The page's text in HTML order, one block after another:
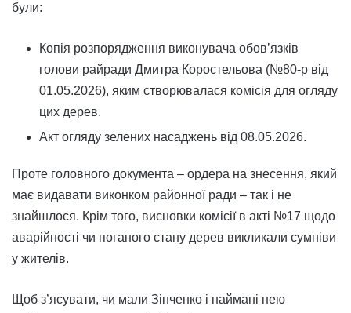
були:
Копія розпорядження виконувача обов’язків
голови райради Дмитра Коростельова (№80-р від
01.05.2026), яким створювалася комісія для огляду
цих дерев.
Акт огляду зелених насаджень від 08.05.2026.
Проте головного документа – ордера на знесення, який
має видавати виконком районної ради – так і не
знайшлося. Крім того, висновки комісії в акті №17 щодо
аварійності чи поганого стану дерев викликали сумніви
у жителів.
Щоб з’ясувати, чи мали Зінченко і наймані нею